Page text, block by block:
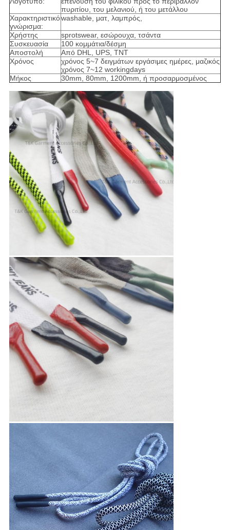
πυριτίου, του μελανιού, ή του μετάλλου
Χαρακτηριστικό
γνώρισμα:
washable, ματ, λαμπρός,
Χρήστης
sprotswear, εσώρουχα, τσάντα
Συσκευασία
100 κομμάτια/δέσμη
Αποστολή
Από DHL, UPS, TNT
Χρόνος
χρόνος 5~7 δειγμάτων εργάσιμες ημέρες, μαζικός
χρόνος 7~12 workingdays
Μήκος
30mm, 80mm, 1200mm, ή προσαρμοσμένος